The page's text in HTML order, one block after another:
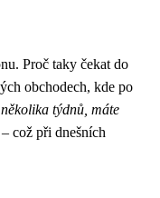
Proč taky čekat do
obchodech, kde po
týdnů, máte
– což při dnešních